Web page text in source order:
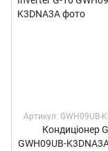
Артикул: GWH09UB-
Кондиціонер
GWH09UB-